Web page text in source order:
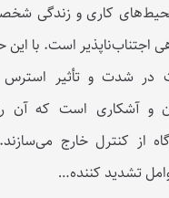
کاری و زندگی
اجتناب‌ناپذیر است. با این
در شدت و تأثیر
و آشکاری ا‌ست که آن
از کنترل خارج
تشدید کننده…